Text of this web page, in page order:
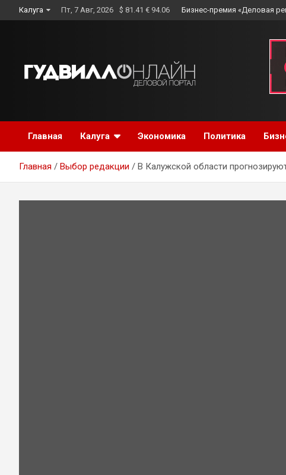
to
Калуга Пт, 7 Авг, 2026 $ 81.41 € 94.06 Бизнес-премия «Деловая
Главная Калуга Экономика Политика
Главная Выбор редакции В Калужской области